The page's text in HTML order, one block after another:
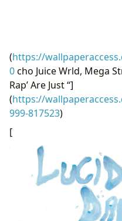
(https://
0cho Juice Wrld, Mega
Rap’ Are Just “]
(https://
999-817523)
[